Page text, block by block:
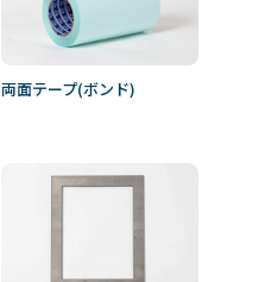
両面テープ(ボンド)